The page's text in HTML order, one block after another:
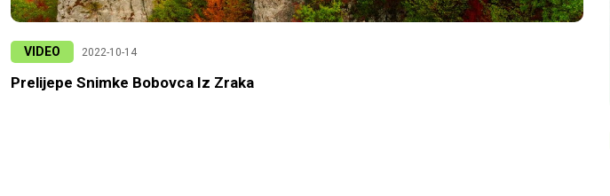
VIDEO 2022-10-14
Prelijepe Snimke Bobovca Iz Zraka